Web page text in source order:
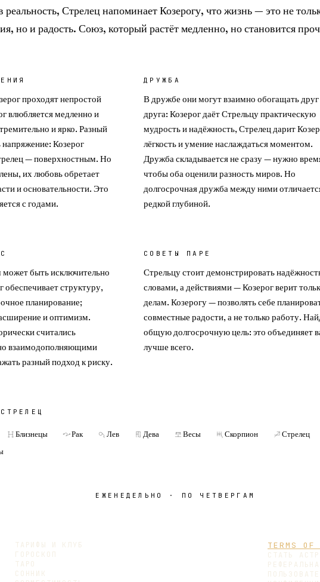
Стрелец напоминает Козерогу, что жизнь — это не
но и радость. Союз, который растёт медленно, но становится
проходят непростой
влюбляется медленно и
и ярко. Разный
Козерог
— поверхностным. Но
их любовь обретает
и основательности. Это
с годами.
ДРУЖБА
В дружбе они могут взаимно обогащать друг
друга: Козерог даёт Стрельцу практическую
мудрость и надёжность, Стрелец дарит
лёгкость и умение наслаждаться моментом.
Дружба складывается не сразу — нужно
чтобы оба оценили разность миров. Но
долгосрочная дружба между ними
редкой глубиной.
может быть исключительно
структуру,
планирование;
и оптимизм.
считались
взаимодополняющими
разный подход к риску.
СОВЕТЫ ПАРЕ
Стрельцу стоит демонстрировать
словами, а действиями — Козерог верит
делам. Козерогу — позволять себе
совместные радости, а не только работу.
общую долгосрочную цель: это объединяет
лучше всего.
СТРЕЛЕЦ
Близнецы Рак Лев Дева Весы Скорпион
Стрелец
ЕЖЕНЕДЕЛЬНО · ПО ЧЕТВЕРГАМ
ТАРИФЫ И КЛУБ
ГОРОСКОП
ТАРО
СОННИК
TERMS OF
СТАТЬ